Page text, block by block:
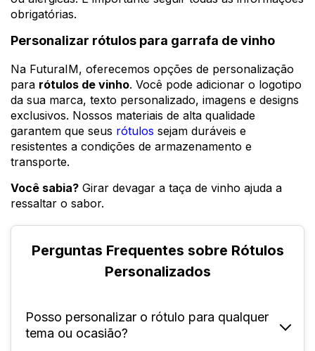
obrigatórias.
Personalizar rótulos para garrafa de vinho
Na FuturaIM, oferecemos opções de personalização
para rótulos de vinho. Você pode adicionar o logotipo
da sua marca, texto personalizado, imagens e designs
exclusivos. Nossos materiais de alta qualidade
garantem que seus rótulos sejam duráveis e
resistentes a condições de armazenamento e
transporte.
Você sabia? Girar devagar a taça de vinho ajuda a
ressaltar o sabor.
Perguntas Frequentes sobre Rótulos
Personalizados
Posso personalizar o rótulo para qualquer
tema ou ocasião?